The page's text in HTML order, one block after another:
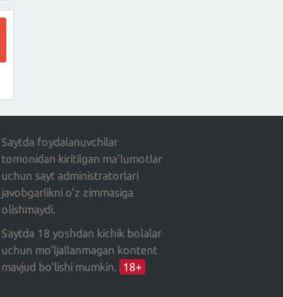
Saytda foydalanuvchilar
tomonidan kiritilgan ma'lumotlar
uchun sayt administratorlari
javobgarlikni o'z zimmasiga
olishmaydi.
Saytda 18 yoshdan kichik bolalar
uchun mo'ljallanmagan kontent
mavjud bo'lishi mumkin.
18+